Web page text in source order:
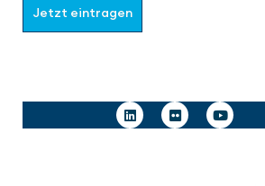
Jetzt eintragen